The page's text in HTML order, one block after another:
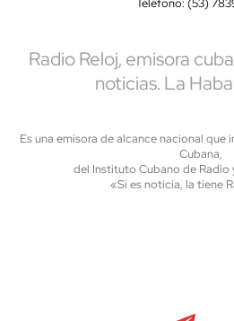
Radio Reloj, emisora
noticias. La
Es una emisora de alcance nacional que
Cubana,
del Instituto Cubano de Radio
«Si es noticia, la tiene